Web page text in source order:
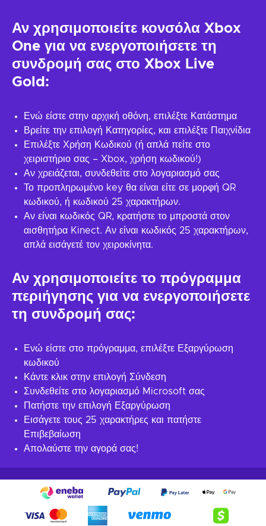
Αν χρησιμοποιείτε κονσόλα Xbox
One για να ενεργοποιήσετε τη
συνδρομή σας στο Xbox Live
Gold:
Ενώ είστε στην αρχική οθόνη, επιλέξτε Κατάστημα
Βρείτε την επιλογή Κατηγορίες, και επιλέξτε Παιχνίδια
Επιλέξτε Χρήση Κωδικού (ή απλά πείτε στο
χειριστήριο σας – Xbox, χρήση κωδικού!)
Αν χρειάζεται, συνδεθείτε στο λογαριασμό σας
Το προπληρωμένο key θα είναι είτε σε μορφή QR
κωδικού, ή κωδικού 25 χαρακτήρων.
Αν είναι κωδικός QR, κρατήστε το μπροστά στον
αισθητήρα Kinect. Αν είναι κωδικός 25 χαρακτήρων,
απλά εισάγετέ τον χειροκίνητα.
Αν χρησιμοποιείτε το πρόγραμμα
περιήγησης για να ενεργοποιήσετε
τη συνδρομή σας:
Ενώ είστε στο πρόγραμμα, επιλέξτε Εξαργύρωση
κωδικού
Κάντε κλικ στην επιλογή Σύνδεση
Συνδεθείτε στο λογαριασμό Microsoft σας
Πατήστε την επιλογή Εξαργύρωση
Εισάγετε τους 25 χαρακτήρες και πατήστε
Επιβεβαίωση
Απολαύστε την αγορά σας!